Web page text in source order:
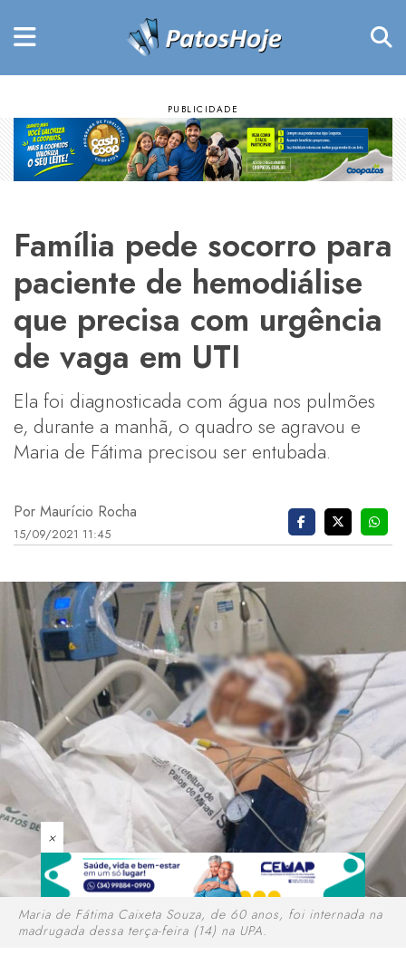
Família pede socorro para
paciente de hemodiálise
que precisa com urgência
de vaga em UTI
Ela foi diagnosticada com água nos pulmões
e, durante a manhã, o quadro se agravou e
Maria de Fátima precisou ser entubada.
Por Maurício Rocha
15/09/2021 11:45
×
Maria de Fátima Caixeta Souza, de 60 anos, foi internada na
madrugada dessa terça-feira (14) na UPA.